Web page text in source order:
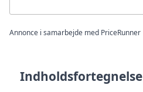
Annonce i samarbejde med PriceRunner
Indholdsfortegnelse